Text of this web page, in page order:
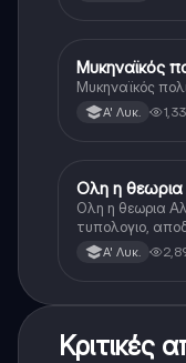
Ιστορία
Μυκηναϊκός
Μυκηναϊκός
Α' Λυκ.
Μαθηματικά
Ολη η θεωρια
Ολη η θεωρια
τυπολογιο,
για το
Α' Λυκ.
Κριτικές